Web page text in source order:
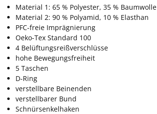
Material 1: 65 % Polyester, 35 % Baumwolle
Material 2: 90 % Polyamid, 10 % Elasthan
PFC-freie Imprägnierung
Oeko-Tex Standard 100
4 Belüftungsreißverschlüsse
hohe Bewegungsfreiheit
5 Taschen
D-Ring
verstellbare Beinenden
verstellbarer Bund
Schnürsenkelhaken